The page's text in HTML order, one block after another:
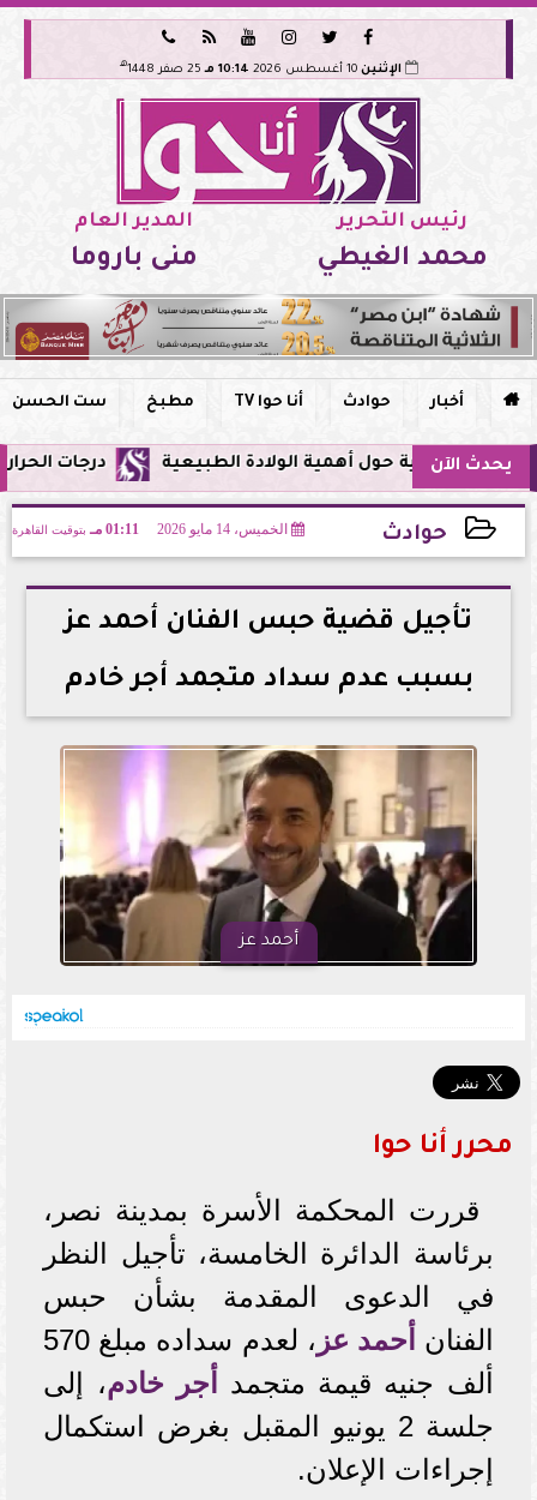






الإثنين 10:14 مـ 25 صفر 1448 هـ
رئيس التحرير
محمد الغيطي
المدير العام
منى باروما
 أخبار حوادث أنا حوا TV مطبخ ست الحسن
يحدث الآن درجات الحرارة اليوم في مصر: حول أهمية الولادة الطبيعية
حوادث الخميس، 14 مايو 2026 01:11 مـ بتوقيت القاهرة
2026-05-14 13:11:45
تأجيل قضية حبس الفنان أحمد عز
بسبب عدم سداد متجمد أجر خادم
أحمد عز
محرر أنا حوا
قررت المحكمة الأسرة بمدينة نصر،
برئاسة الدائرة الخامسة، تأجيل النظر
في الدعوى المقدمة بشأن حبس
الفنان أحمد عز
، لعدم سداده مبلغ 570
ألف جنيه قيمة متجمد
أجر خادم، إلى
جلسة 2 يونيو المقبل بغرض استكمال
إجراءات الإعلان.